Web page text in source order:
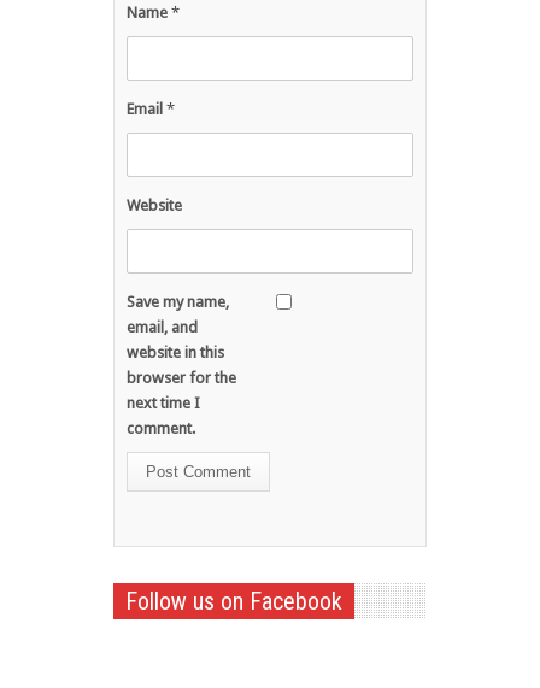
Name *
Email *
Website
Save my name,
email, and
website in this
browser for the
next time I
comment.
Follow us on Facebook